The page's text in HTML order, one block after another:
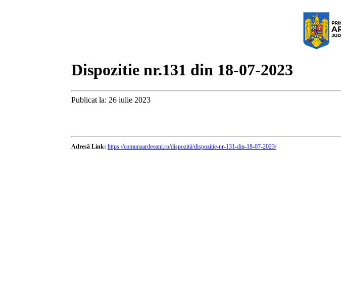
Dispozitie nr.131 din 18-07-2023
Publicat la: 26 iulie 2023
Adresă Link: https://comunaardeoani.ro/dispozitii/dispozitie-nr-131-din-18-07-2023/